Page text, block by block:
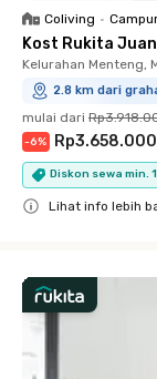
Coliving •
Kost Rukita
Kelurahan Menteng,
2.8 km dari
mulai dari
-6% Rp3.658.000
Diskon sewa min.
Lihat info lebih